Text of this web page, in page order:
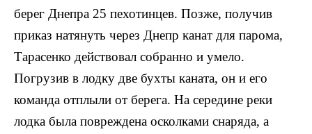
берег Днепра 25 пехотинцев. Позже, получив
приказ натянуть через Днепр канат для парома,
Тарасенко действовал собранно и уме­ло.
Погрузив в лодку две бухты каната, он и его
команда отплы­ли от берега. На середине реки
лодка была повреждена осколка­ми снаряда, а